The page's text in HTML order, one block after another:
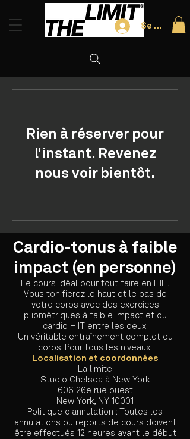
Se
Rien à réserver pour
l'instant. Revenez
nous voir bientôt.
Cardio-tonus à faible
impact (en personne)
Le cours idéal pour tout faire en HIIT.
Vous tonifierez le haut et le bas de
votre corps avec des exercices
pliométriques à faible impact et du
cardio HIIT entre les deux.
Un véritable entraînement complet du
corps. Pour tous les niveaux.
Localisation et coordonnées
La limite
Studio Chelsea à New York
606 26e rue ouest
New York, NY 10001
Politique d'annulation : Toutes les
annulations ou reports de cours doivent
être effectués 12 heures avant le début